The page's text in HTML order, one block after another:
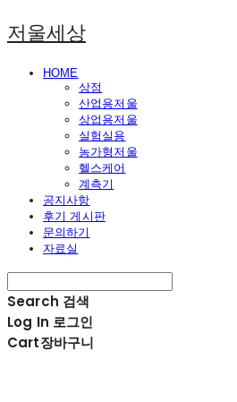
저울세상
HOME
상점
산업용저울
상업용저울
실험실용
농가형저울
헬스케어
계측기
공지사항
후기 게시판
문의하기
자료실
Search 검색
Log In 로그인
Cart장바구니